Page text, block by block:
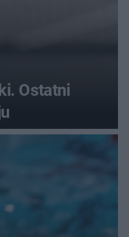
Ostatni